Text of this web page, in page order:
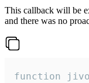
This callback will be
and there was no
function